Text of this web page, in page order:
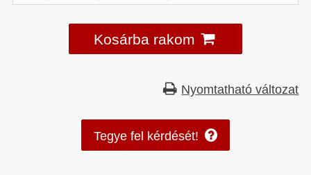
Kosárba rakom
Nyomtatható változat
Tegye fel kérdését!